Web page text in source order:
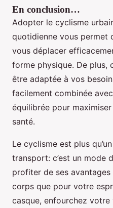
En conclusion…
Adopter le cyclisme
quotidienne vous permet
vous déplacer
forme physique. De plus,
être adaptée à vos
facilement combinée
équilibrée pour
santé.
Le cyclisme est plus
transport: c’est un mode
profiter de ses
corps que pour votre
casque, enfourchez